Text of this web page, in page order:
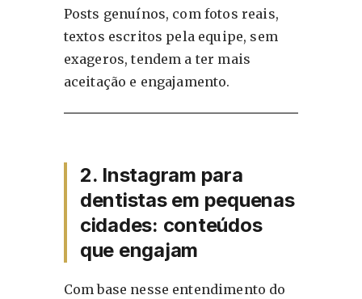
Posts genuínos, com fotos reais,
textos escritos pela equipe, sem
exageros, tendem a ter mais
aceitação e engajamento.
2. Instagram para
dentistas em pequenas
cidades: conteúdos
que engajam
Com base nesse entendimento do